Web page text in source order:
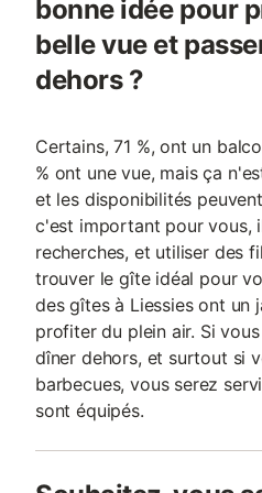
bonne idée pour
belle vue et
dehors ?
Certains, 71 %, ont un
% ont une vue, mais ça
et les disponibilités
c'est important pour vous,
recherches, et utiliser des
trouver le gîte idéal pour
des gîtes à Liessies ont un
profiter du plein air. Si
dîner dehors, et surtout si
barbecues, vous serez
sont équipés.